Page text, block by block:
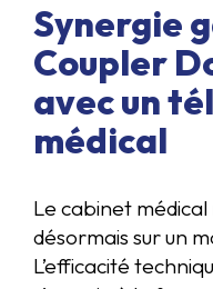
Synergie
Coupler
avec un
médical
Le cabinet
désormais sur un
L’efficacité